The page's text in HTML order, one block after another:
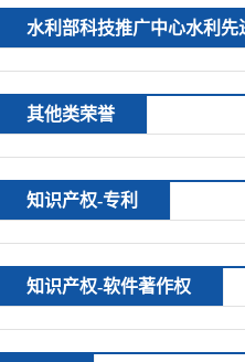
水利部科技推广中心水利
其他类荣誉
知识产权-专利
知识产权-软件著作权